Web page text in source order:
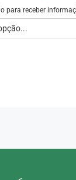
para receber